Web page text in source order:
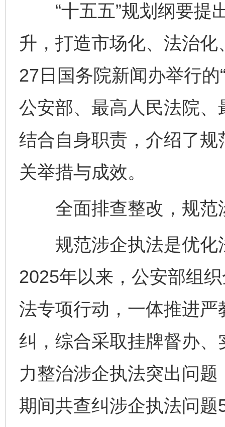
“十五五”规划纲要提
升，打造市场化、法治
27日国务院新闻办举行的
公安部、最高人民法院
结合自身职责，介绍了
关举措与成效。
全面排查整改，规范
规范涉企执法是优化
2025年以来，公安部组
法专项行动，一体推进
纠，综合采取挂牌督办
力整治涉企执法突出问
期间共查纠涉企执法问